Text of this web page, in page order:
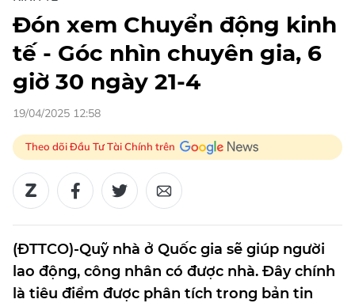
Đón xem Chuyển động kinh
tế - Góc nhìn chuyên gia, 6
giờ 30 ngày 21-4
19/04/2025 12:58
Theo dõi Đầu Tư Tài Chính trên
(ĐTTCO)-Quỹ nhà ở Quốc gia sẽ giúp người
lao động, công nhân có được nhà. Đây chính
là tiêu điểm được phân tích trong bản tin